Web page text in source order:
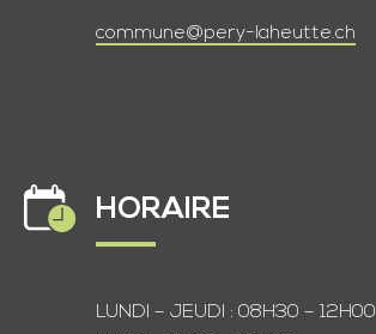
commune@pery-laheutte.ch
HORAIRE
LUNDI – JEUDI : 08H30 – 12H00